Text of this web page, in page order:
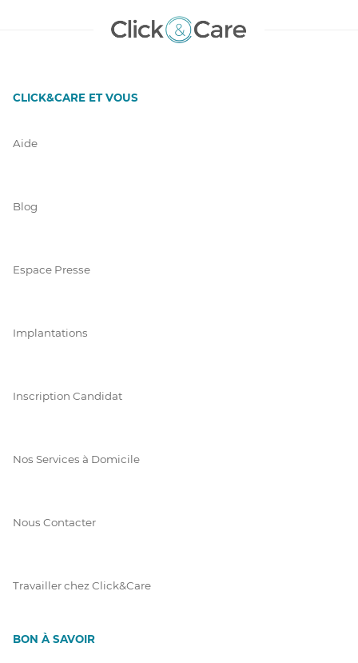
CLICK&CARE ET VOUS
Aide
Blog
Espace Presse
Implantations
Inscription Candidat
Nos Services à Domicile
Nous Contacter
Travailler chez Click&Care
BON À SAVOIR